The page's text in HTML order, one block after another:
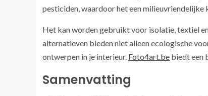
pesticiden, waardoor het een milieuvriendelijke
Het kan worden gebruikt voor isolatie, textiel
alternatieven bieden niet alleen ecologische
ontwerpen in je interieur. Foto4art.be biedt een
Samenvatting